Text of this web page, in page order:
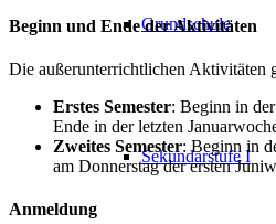
Grundschule
Sekundarstufe I
Beginn und Ende der Aktivitäten
Die außerunterrichtlichen Aktivitäten
Erstes Semester: Beginn in
Ende in der letzten
Zweites Semester: Beginn in
am Donnerstag der ersten
Anmeldung